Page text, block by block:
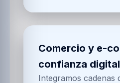
Haapsalu.
Monitoreo en
indicadores de